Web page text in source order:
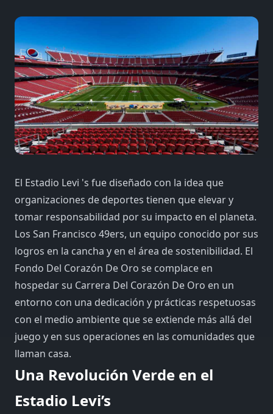
El Estadio Levi 's fue diseñado con la idea que
organizaciones de deportes tienen que elevar y
tomar responsabilidad por su impacto en el planeta.
Los San Francisco 49ers, un equipo conocido por sus
logros en la cancha y en el área de sostenibilidad. El
Fondo Del Corazón De Oro se complace en
hospedar su Carrera Del Corazón De Oro en un
entorno con una dedicación y prácticas respetuosas
con el medio ambiente que se extiende más allá del
juego y en sus operaciones en las comunidades que
llaman casa.
Una Revolución Verde en el
Estadio Levi’s